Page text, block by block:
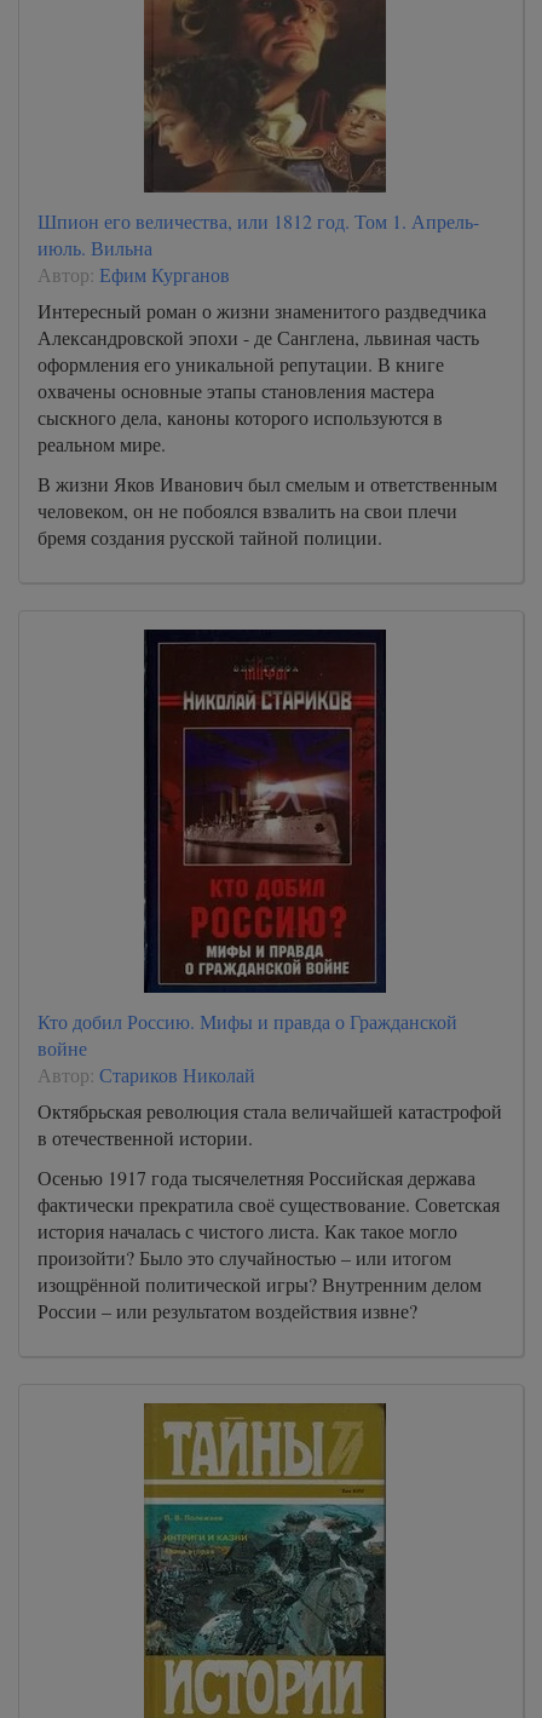
Шпион его величества, или 1812 год. Том 1. Апрель-
июль. Вильна
Автор: Ефим Курганов
Интересный роман о жизни знаменитого раздведчика
Александровской эпохи - де Санглена, львиная часть
оформления его уникальной репутации. В книге
охвачены основные этапы становления мастера
сыскного дела, каноны которого используются в
реальном мире.
В жизни Яков Иванович был смелым и ответственным
человеком, он не побоялся взвалить на свои плечи
бремя создания русской тайной полиции.
Кто добил Россию. Мифы и правда о Гражданской
войне
Автор: Стариков Николай
Октябрьская революция стала величайшей катастрофой
в отечественной истории.
Осенью 1917 года тысячелетняя Российская держава
фактически прекратила своё существование. Советская
история началась с чистого листа. Как такое могло
произойти? Было это случайностью – или итогом
изощрённой политической игры? Внутренним делом
России – или результатом воздействия извне?